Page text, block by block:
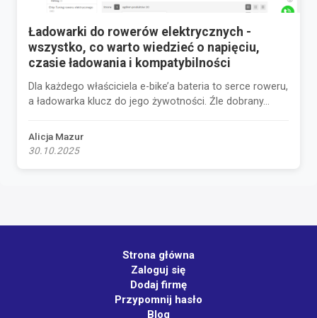
Ładowarki do rowerów elektrycznych -
wszystko, co warto wiedzieć o napięciu,
czasie ładowania i kompatybilności
Dla każdego właściciela e-bike’a bateria to serce roweru,
a ładowarka klucz do jego żywotności. Źle dobrany...
Alicja Mazur
30.10.2025
Strona główna
Zaloguj się
Dodaj firmę
Przypomnij hasło
Blog